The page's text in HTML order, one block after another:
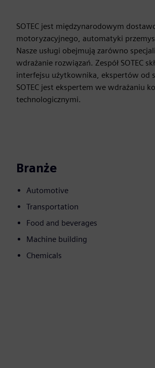
SOTEC jest międzynarodowym
motoryzacyjnego, automatyki
Nasze usługi obejmują zarówno
wdrażanie rozwiązań. Zespół SOTEC
interfejsu użytkownika, ekspertów od
SOTEC jest ekspertem we wdrażaniu
technologicznymi.
Branże
Automotive
Transportation
Food and beverages
Machine building
Chemicals